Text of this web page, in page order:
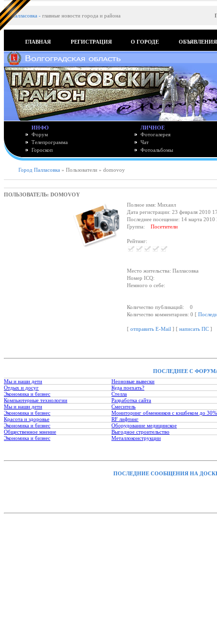
Палласовка - главные новости города и района
ГЛАВНАЯ РЕГИСТРАЦИЯ О ГОРОДЕ ОБЪЯВЛЕНИЯ
ИНФО
Форум
Телепрограмма
Гороскоп
ЛИЧНОЕ
Фотогалерея
Чат
Фотоальбомы
Город Палласовка » Пользователи » domovoy
ПОЛЬЗОВАТЕЛЬ: DOMOVOY
Полное имя: Михаил
Дата регистрации: 23 февраля 2010
Последнее посещение: 14 марта 2010
Группа:Посетители
Рейтинг:
Место жительства: Палласовка
Номер ICQ:
Немного о себе:
Количество публикаций: 0
Количество комментариев: 0 [
[отправить E-Mail ] [написать ПС ]
ПОСЛЕДНЕЕ С
Мы и наши дети
Неоновые вывески
Отдых и досуг
Куда поехать?
Экономика и бизнес
Стелла
Компьютерные технологии
Разработка сайта
Мы и наши дети
Смеситель
Экономика и бизнес
Мониторинг обменников с кэшбеком до 30%
Красота и здоровье
RF лифтинг
Экономика и бизнес
Оборудование медицинское
Общественное мнение
Выгодное строительство
Экономика и бизнес
Металлоконструкции
ПОСЛЕДНИЕ СООБЩЕНИЯ НА